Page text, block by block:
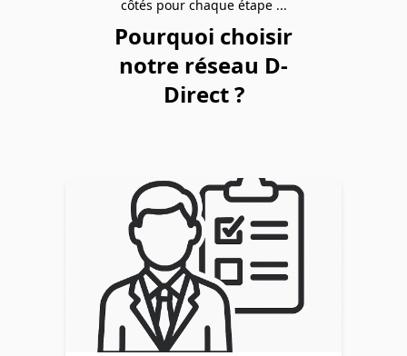
côtés pour chaque étape ...
Pourquoi choisir
notre réseau D-
Direct ?